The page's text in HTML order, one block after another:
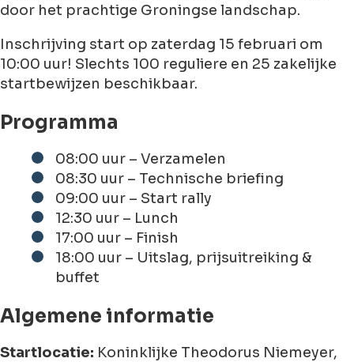
door het prachtige Groningse landschap.
Inschrijving start op zaterdag 15 februari om
10:00 uur! Slechts 100 reguliere en 25 zakelijke
startbewijzen beschikbaar.
Programma
08:00 uur – Verzamelen
08:30 uur – Technische briefing
09:00 uur – Start rally
12:30 uur – Lunch
17:00 uur – Finish
18:00 uur – Uitslag, prijsuitreiking &
buffet
Algemene informatie
Startlocatie: Koninklijke Theodorus Niemeyer,